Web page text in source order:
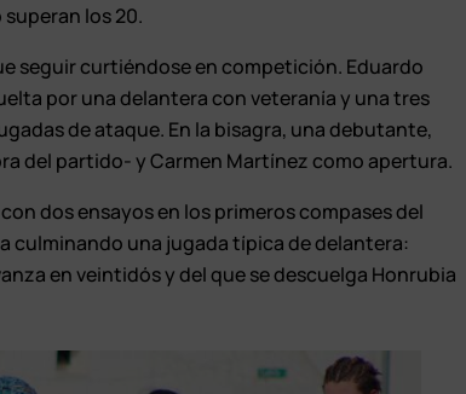
los 20.
seguir curtiéndose en competición. Eduardo
por una delantera con veteranía y una tres
de ataque. En la bisagra, una debutante,
del partido- y Carmen Martínez como apertura.
dos ensayos en los primeros compases del
culminando una jugada típica de delantera:
en veintidós y del que se descuelga Honrubia